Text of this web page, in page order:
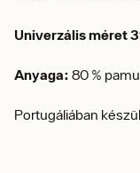
Univerzális méret
Anyaga: 80 %
Portugáliában